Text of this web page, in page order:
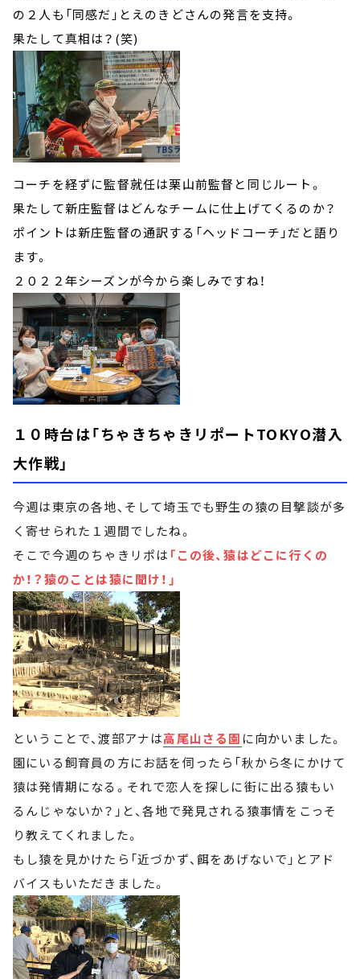
の２人も「同感だ」とえのきどさんの発言を支持。
果たして真相は？(笑)
コーチを経ずに監督就任は栗山前監督と同じルート。
果たして新庄監督はどんなチームに仕上げてくるのか？
ポイントは新庄監督の通訳する「ヘッドコーチ」だと語り
ます。
２０２２年シーズンが今から楽しみですね！
１０時台は「ちゃきちゃきリポートTOKYO潜入
大作戦」
今週は東京の各地、そして埼玉でも野生の猿の目撃談が多
く寄せられた１週間でしたね。
そこで今週のちゃきリポは 「この後、猿はどこに行くの
か！？猿のことは猿に聞け！」
ということで、渡部アナは高尾山さる園 に向かいました。
園にいる飼育員の方にお話を伺ったら「秋から冬にかけて
猿は発情期になる。それで恋人を探しに街に出る猿もい
るんじゃないか？」と、各地で発見される猿事情をこっそ
り教えてくれました。
もし猿を見かけたら「近づかず、餌をあげないで」とアド
バイスもいただきました。